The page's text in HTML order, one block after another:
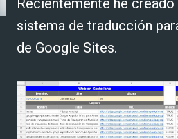
Recientemente he creado
sistema de traducción
de Google Sites.